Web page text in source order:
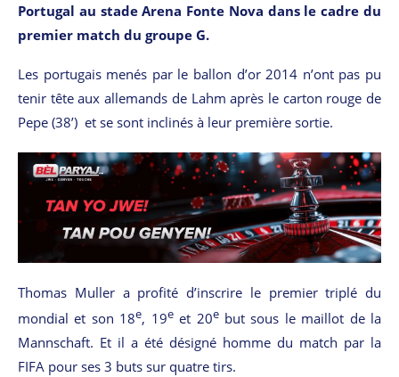
Portugal au stade Arena Fonte Nova dans le cadre du
premier match du groupe G.
Les portugais menés par le ballon d’or 2014 n’ont pas pu
tenir tête aux allemands de Lahm après le carton rouge de
Pepe (38’) et se sont inclinés à leur première sortie.
Thomas Muller a profité d’inscrire le premier triplé du
mondial et son 18e, 19eet 20ebut sous le maillot de la
Mannschaft. Et il a été désigné homme du match par la
FIFA pour ses 3 buts sur quatre tirs.